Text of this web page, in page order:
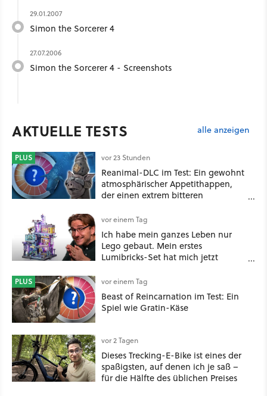
29.01.2007
Simon the Sorcerer 4
27.07.2006
Simon the Sorcerer 4 - Screenshots
AKTUELLE TESTS alle anzeigen
PLUS vor 23 Stunden
Reanimal-DLC im Test: Ein gewohnt
atmosphärischer Appetithappen,
der einen extrem bitteren
vor einem Tag
Ich habe mein ganzes Leben nur
Lego gebaut. Mein erstes
Lumibricks-Set hat mich jetzt
Stack im Test
PLUS vor einem Tag
Beast of Reincarnation im Test: Ein
Spiel wie Gratin-Käse
vor 2 Tagen
Dieses Trecking-E-Bike ist eines der
spaßigsten, auf denen ich je saß –
für die Hälfte des üblichen Preises